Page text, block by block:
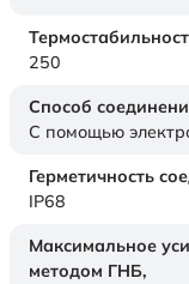
250
Способ
С помощью
Герметичность
IP68
Максимальное
методом ГНБ,